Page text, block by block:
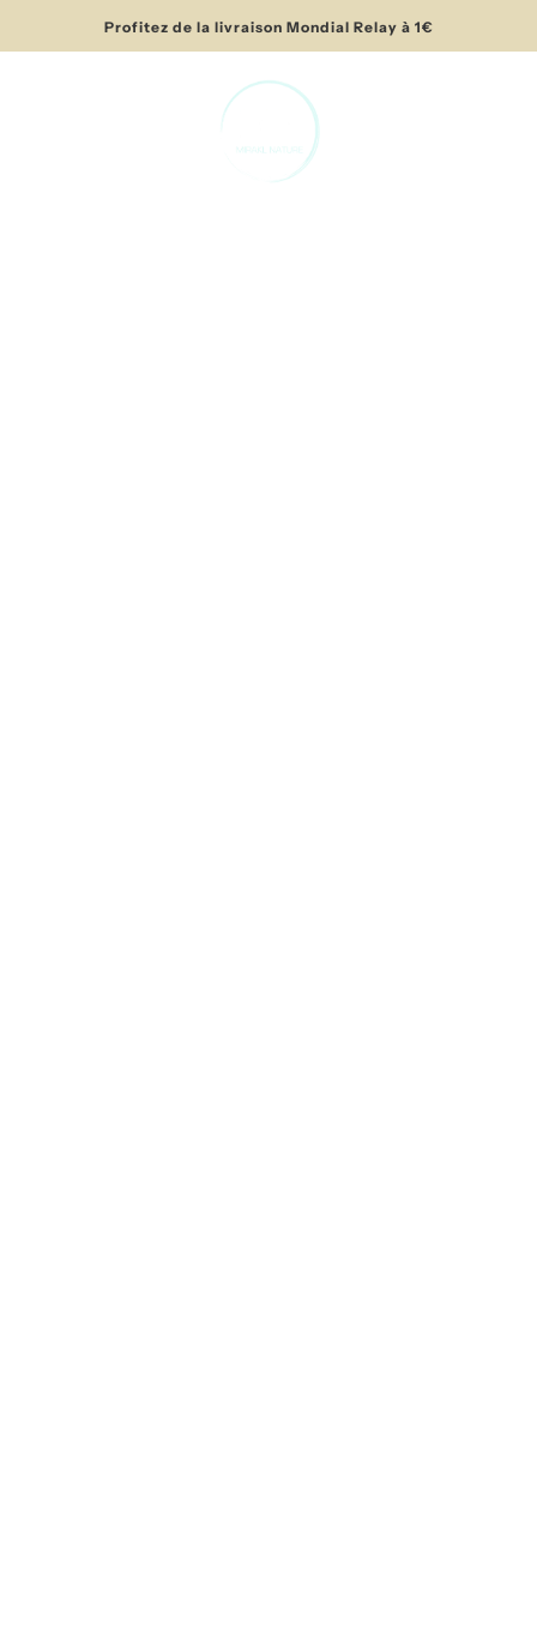
Profitez de la livraison Mondial Relay à 1€